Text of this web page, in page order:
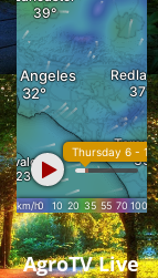
AgroTV Live